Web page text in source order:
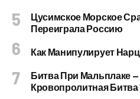
Цусимское Морское
Переиграла Россию
Как Манипулирует
Битва При Мальплаке
Кровопролитная Битва